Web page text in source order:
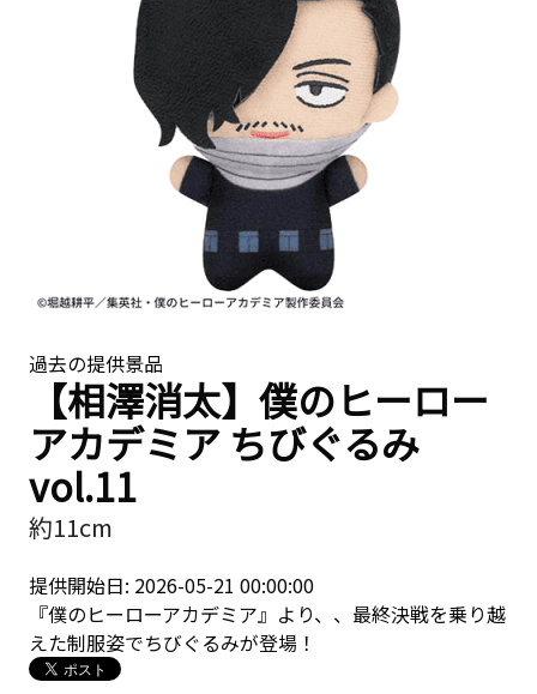
過去の提供景品
【相澤消太】僕のヒーロー
アカデミア ちびぐるみ
vol.11
約11cm
提供開始日: 2026-05-21 00:00:00
『僕のヒーローアカデミア』より、、最終決戦を乗り越
えた制服姿でちびぐるみが登場！